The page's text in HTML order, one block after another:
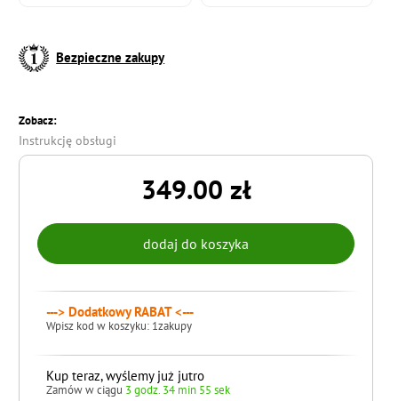
Bezpieczne zakupy
Zobacz:
Instrukcję obsługi
349.00 zł
---> Dodatkowy RABAT <---
Wpisz kod w koszyku: 1zakupy
Kup teraz, wyślemy już jutro
Zamów w ciągu 3 godz. 34 min 54 sek